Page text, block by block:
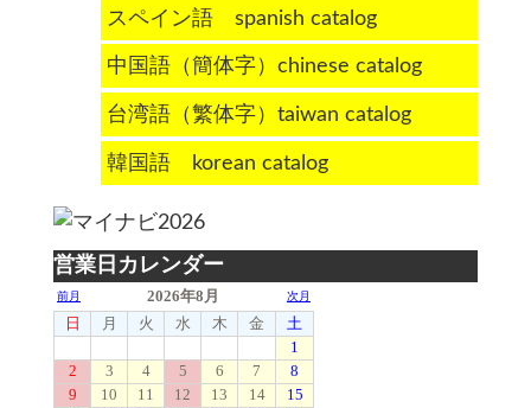
スペイン語 spanish catalog
中国語（簡体字）chinese catalog
台湾語（繁体字）taiwan catalog
韓国語 korean catalog
営業日カレンダー